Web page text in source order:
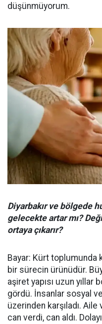
düşünmüyorum.
Diyarbakır ve bölgede
gelecekte artar mı?
ortaya çıkarır?
Bayar: Kürt toplumunda
bir sürecin ürünüdür.
aşiret yapısı uzun
gördü. İnsanlar sosyal
üzerinden karşıladı.
can verdi, can aldı.